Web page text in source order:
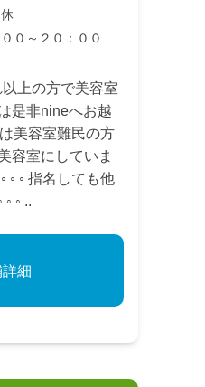
０～２０：００
上の方で美容室
是非nineへお越
美容室難民の方
容室にしていま
◦ ◦ 指名しても他
◦ ..
詳細